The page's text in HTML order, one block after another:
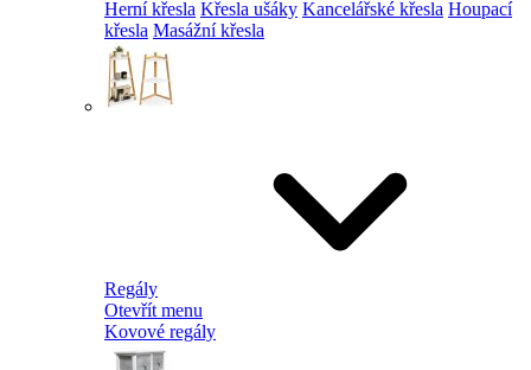
Herní křesla Křesla ušáky Kancelářské křesla Houpací
křesla Masážní křesla
Regály
Otevřít menu
Kovové regály